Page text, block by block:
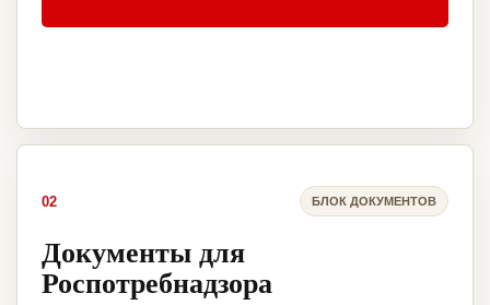
02 БЛОК ДОКУМЕНТОВ
Документы для
Роспотребнадзора